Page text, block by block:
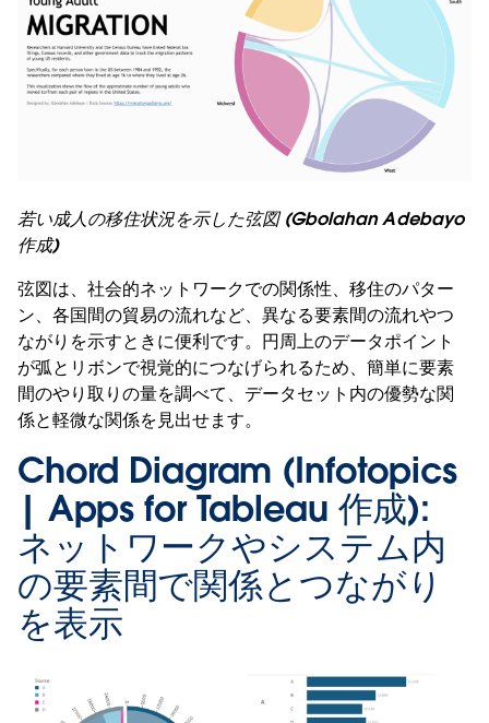
若い成人の移住状況を示した弦図 (Gbolahan Adebayo
作成)
弦図は、社会的ネットワークでの関係性、移住のパター
ン、各国間の貿易の流れなど、異なる要素間の流れやつ
ながりを示すときに便利です。円周上のデータポイント
が弧とリボンで視覚的につなげられるため、簡単に要素
間のやり取りの量を調べて、データセット内の優勢な関
係と軽微な関係を見出せます。
Chord Diagram (Infotopics
| Apps for Tableau 作成):
ネットワークやシステム内
の要素間で関係とつながり
を表示